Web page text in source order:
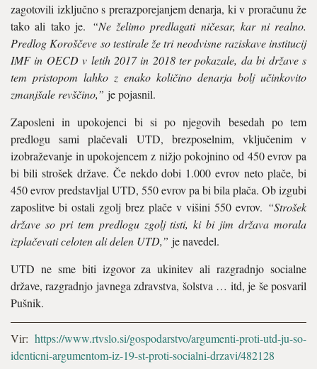
zagotovili izključno s prerazporejanjem denarja, ki v proračunu že
tako ali tako je. “Ne želimo predlagati ničesar, kar ni realno.
Predlog Koroščeve so testirale že tri neodvisne raziskave institucij
IMF in OECD v letih 2017 in 2018 ter pokazale, da bi države s
tem pristopom lahko z enako količino denarja bolj učinkovito
zmanjšale revščino,” je pojasnil.
Zaposleni in upokojenci bi si po njegovih besedah po tem
predlogu sami plačevali UTD, brezposelnim, vključenim v
izobraževanje in upokojencem z nižjo pokojnino od 450 evrov pa
bi bili strošek države. Če nekdo dobi 1.000 evrov neto plače, bi
450 evrov predstavljal UTD, 550 evrov pa bi bila plača. Ob izgubi
zaposlitve bi ostali zgolj brez plače v višini 550 evrov. “Strošek
države so pri tem predlogu zgolj tisti, ki bi jim država morala
izplačevati celoten ali delen UTD,” je navedel.
UTD ne sme biti izgovor za ukinitev ali razgradnjo socialne
države, razgradnjo javnega zdravstva, šolstva … itd, je še posvaril
Pušnik.
Vir: https://www.rtvslo.si/gospodarstvo/argumenti-proti-utd-ju-so-
identicni-argumentom-iz-19-st-proti-socialni-drzavi/482128